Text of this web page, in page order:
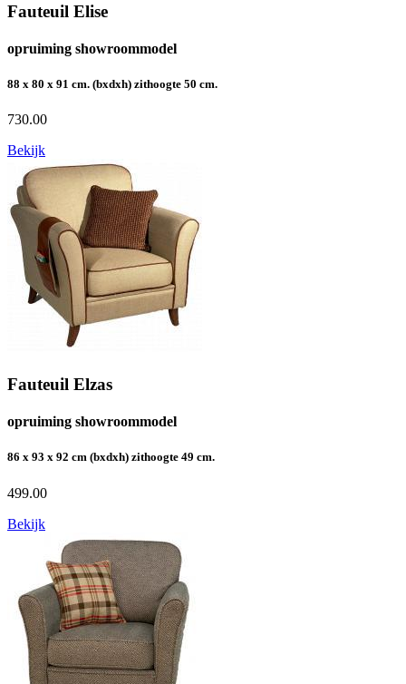
Fauteuil Elise
opruiming showroommodel
88 x 80 x 91 cm. (bxdxh) zithoogte 50 cm.
730.00
Bekijk
Fauteuil Elzas
opruiming showroommodel
86 x 93 x 92 cm (bxdxh) zithoogte 49 cm.
499.00
Bekijk